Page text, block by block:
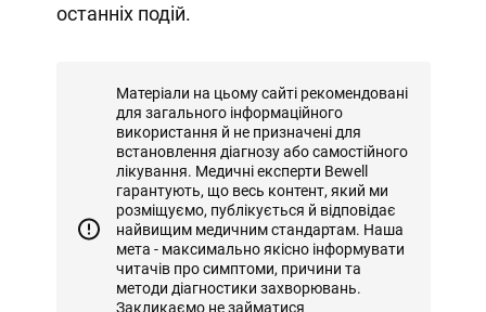
останніх подій.
Матеріали на цьому сайті рекомендовані
для загального інформаційного
використання й не призначені для
встановлення діагнозу або самостійного
лікування. Медичні експерти Bewell
гарантують, що весь контент, який ми
розміщуємо, публікується й відповідає
найвищим медичним стандартам. Наша
мета - максимально якісно інформувати
читачів про симптоми, причини та
методи діагностики захворювань.
Закликаємо не займатися